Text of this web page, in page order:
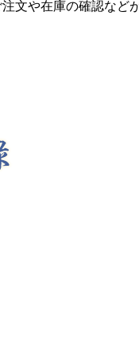
文や在庫の確認など